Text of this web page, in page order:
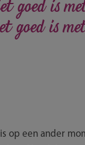
goed is
goed is
op een ander